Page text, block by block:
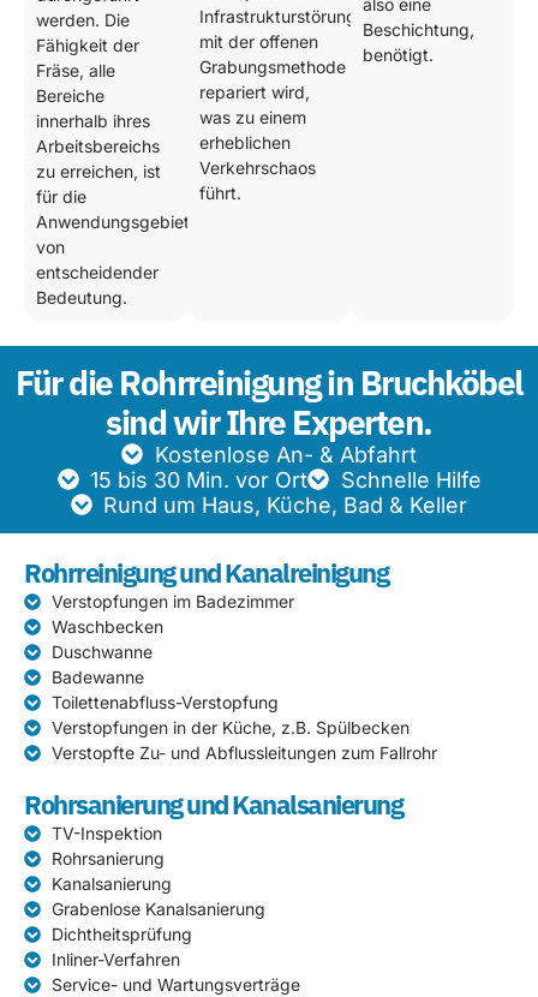
werden. Die
Fähigkeit der
Fräse, alle
Bereiche
innerhalb ihres
Arbeitsbereichs
zu erreichen, ist
für die
Anwendungsgebiete
von
entscheidender
Bedeutung.
Infrastrukturstörung
mit der offenen
Grabungsmethode
repariert wird,
was zu einem
erheblichen
Verkehrschaos
führt.
Beschichtung,
benötigt.
Für die Rohrreinigung in Bruchköbel
sind wir Ihre Experten.
Kostenlose An- & Abfahrt
15 bis 30 Min. vor Ort
Schnelle Hilfe
Rund um Haus, Küche, Bad & Keller
Rohrreinigung und Kanalreinigung
Verstopfungen im Badezimmer
Waschbecken
Duschwanne
Badewanne
Toilettenabfluss-Verstopfung
Verstopfungen in der Küche, z.B. Spülbecken
Verstopfte Zu- und Abflussleitungen zum Fallrohr
Rohrsanierung und Kanalsanierung
TV-Inspektion
Rohrsanierung
Kanalsanierung
Grabenlose Kanalsanierung
Dichtheitsprüfung
Inliner-Verfahren
Service- und Wartungsverträge